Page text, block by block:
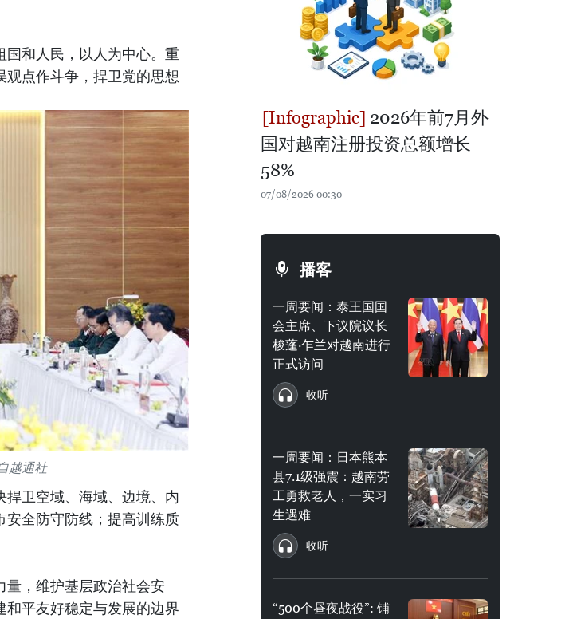
和人民，以人为中心。重
点作斗争，捍卫党的思想
越通社
卫空域、海域、边境、内
安全防守防线；提高训练质
量，维护基层政治社会安
平友好稳定与发展的边界
2026年前7月外
国对越南注册投资总额增长
58%
07/08/2026 00:30
播客
一周要闻：泰王国国
会主席、下议院议长
梭蓬·乍兰对越南进行
正式访问
收听
一周要闻：日本熊本
县7.1级强震：越南劳
工勇救老人，一实习
生遇难
收听
“500个昼夜战役”: 铺